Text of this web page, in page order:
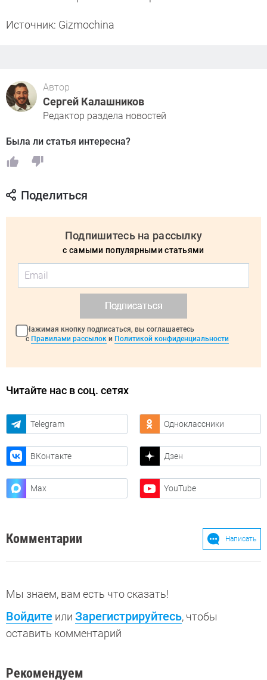
Источник: Gizmochina
Автор
Сергей Калашников
Редактор раздела новостей
Была ли статья интересна?
Поделиться
Подпишитесь на рассылку
с самыми популярными статьями
Подписаться
Нажимая кнопку подписаться, вы соглашаетесь
с Правилами рассылок и Политикой конфиденциальности
Читайте нас в соц. сетях
Telegram Одноклассники
ВКонтакте Дзен
Max YouTube
Комментарии Написать
Мы знаем, вам есть что сказать!
Войдите или Зарегистрируйтесь, чтобы
оставить комментарий
Рекомендуем